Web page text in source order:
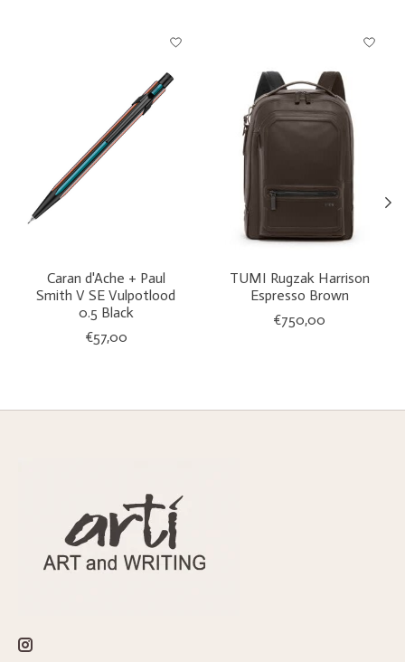
Items van productcarrousel
Caran d'Ache + Paul
Smith V SE Vulpotlood
0.5 Black
€57,00
TUMI Rugzak Harrison
Espresso Brown
€750,00